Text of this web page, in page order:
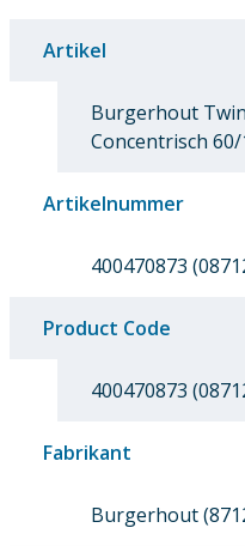
Artikel
Burgerhout
Concentrisch 60/
Artikelnummer
400470873
Product Code
400470873
Fabrikant
Burgerhout